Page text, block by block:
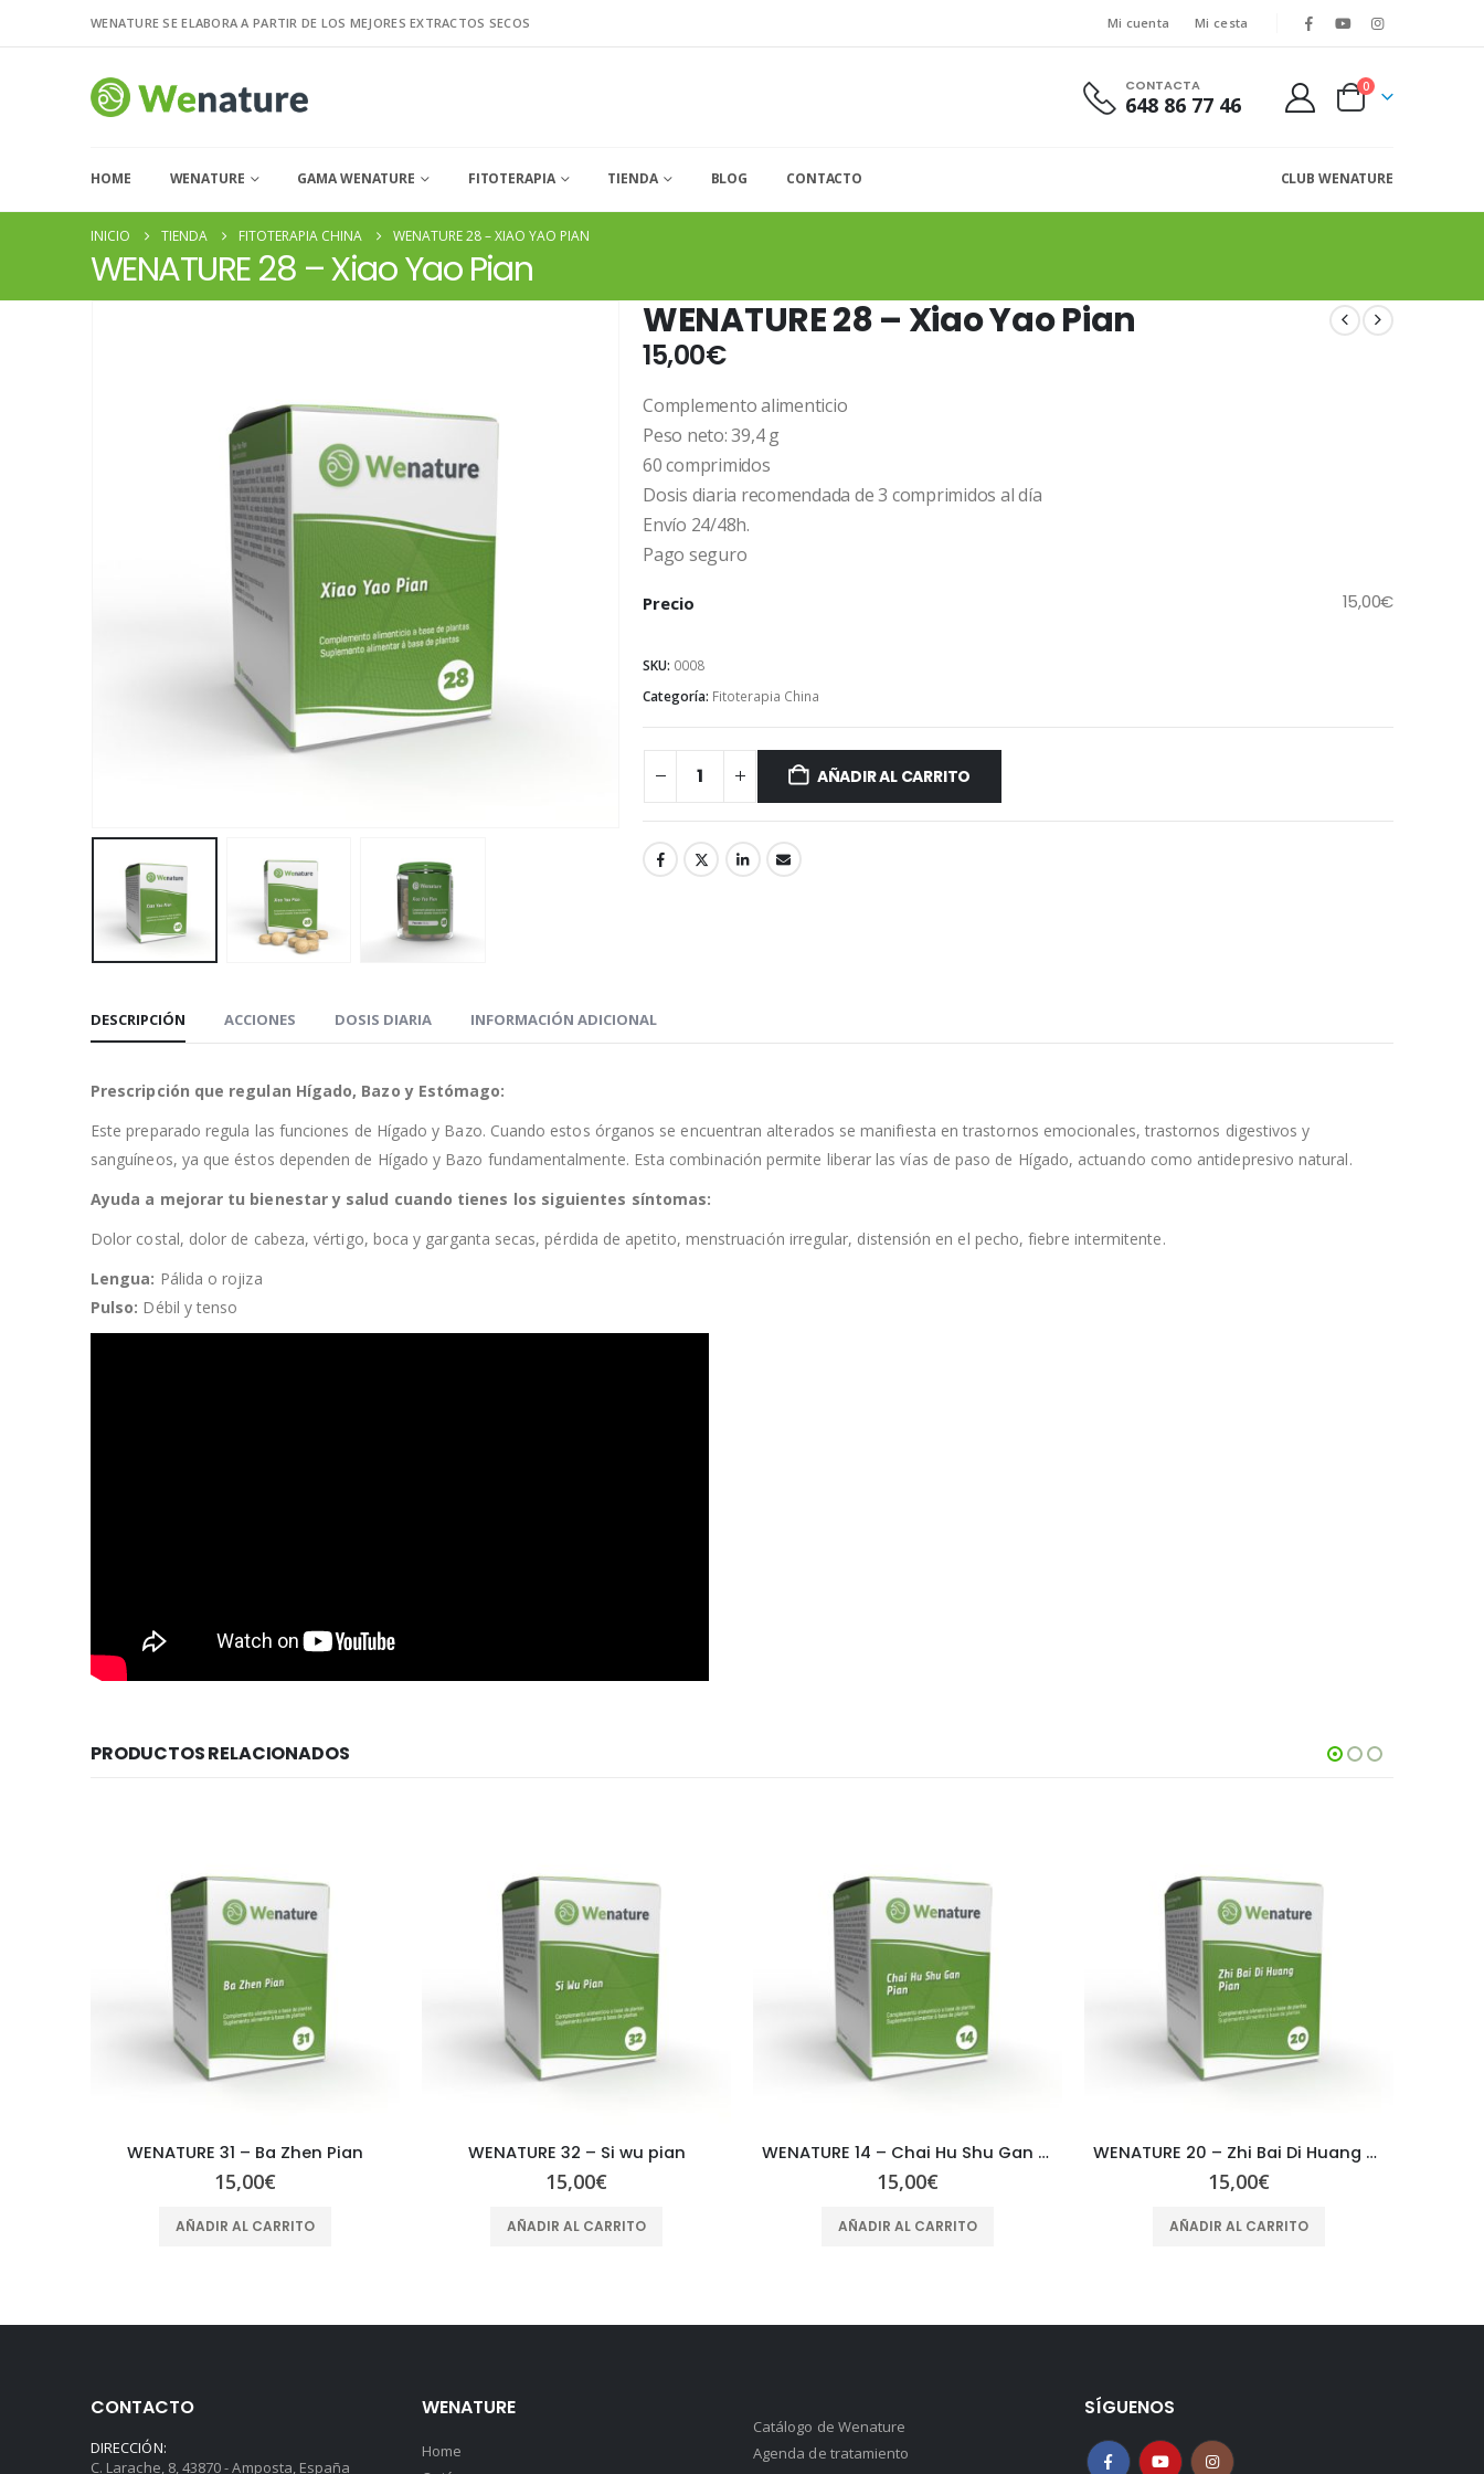
WENATURE SE ELABORA A PARTIR DE LOS MEJORES EXTRACTOS SECOS Mi cuenta Mi cesta
CONTACTA
648 86 77 46
0
HOME WENATURE GAMA WENATURE FITOTERAPIA TIENDA BLOG CONTACTO CLUB WENATURE
INICIO TIENDA FITOTERAPIA CHINA WENATURE 28 – XIAO YAO PIAN
WENATURE 28 – Xiao Yao Pian
WENATURE 28 – Xiao Yao Pian
15,00€
Complemento alimenticio
Peso neto: 39,4 g
60 comprimidos
Dosis diaria recomendada de 3 comprimidos al día
Envío 24/48h.
Pago seguro
Precio 15,00€
SKU: 0008
Categoría: Fitoterapia China
AÑADIR AL CARRITO
DESCRIPCIÓN ACCIONES DOSIS DIARIA INFORMACIÓN ADICIONAL
Prescripción que regulan Hígado, Bazo y Estómago:
Este preparado regula las funciones de Hígado y Bazo. Cuando estos órganos se encuentran alterados se manifiesta en trastornos emocionales, trastornos digestivos y
sanguíneos, ya que éstos dependen de Hígado y Bazo fundamentalmente. Esta combinación permite liberar las vías de paso de Hígado, actuando como antidepresivo natural.
Ayuda a mejorar tu bienestar y salud cuando tienes los siguientes síntomas:
Dolor costal, dolor de cabeza, vértigo, boca y garganta secas, pérdida de apetito, menstruación irregular, distensión en el pecho, fiebre intermitente.
Lengua: Pálida o rojiza
Pulso: Débil y tenso
PRODUCTOS RELACIONADOS
WENATURE 31 – Ba Zhen Pian
15,00€
AÑADIR AL CARRITO
WENATURE 32 – Si wu pian
15,00€
AÑADIR AL CARRITO
WENATURE 14 – Chai Hu Shu Gan Pian
15,00€
AÑADIR AL CARRITO
WENATURE 20 – Zhi Bai Di Huang Pian
15,00€
AÑADIR AL CARRITO
CONTACTO
DIRECCIÓN:
C. Larache, 8, 43870 - Amposta, España
WENATURE
Home
Catálogo de Wenature
Agenda de tratamiento
SÍGUENOS